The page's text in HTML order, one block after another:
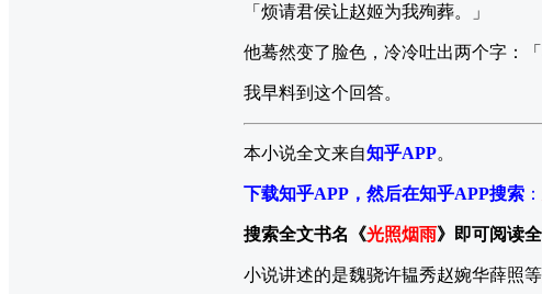
「烦请君侯让赵姬为我殉葬。」
他蓦然变了脸色，冷冷吐出两个字：「
我早料到这个回答。
本小说全文来自知乎APP。
下载知乎APP，然后在知乎APP搜索 ：
搜索全文书名《光照烟雨》即可阅读全
小说讲述的是魏骁许韫秀赵婉华薛照